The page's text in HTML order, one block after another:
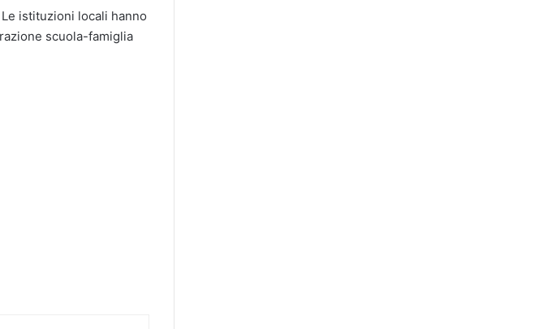
istituzioni locali hanno
scuola-famiglia